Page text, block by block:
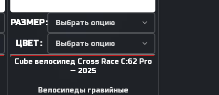
РАЗМЕР
ЦВЕТ
Cube велосипед Cross Race C:62 Pro
— 2025
Велосипеды гравийные